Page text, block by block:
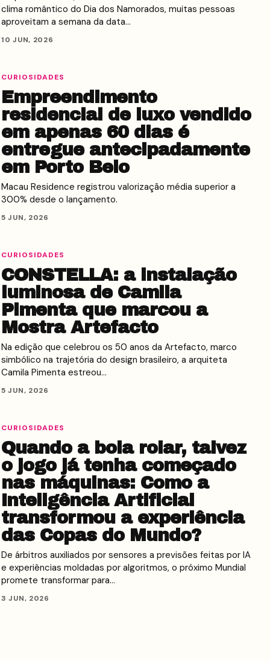
clima romântico do Dia dos Namorados, muitas pessoas
aproveitam a semana da data…
10 JUN, 2026
CURIOSIDADES
Empreendimento
residencial de luxo vendido
em apenas 60 dias é
entregue antecipadamente
em Porto Belo
Macau Residence registrou valorização média superior a
300% desde o lançamento.
5 JUN, 2026
CURIOSIDADES
CONSTELLA: a instalação
luminosa de Camila
Pimenta que marcou a
Mostra Artefacto
Na edição que celebrou os 50 anos da Artefacto, marco
simbólico na trajetória do design brasileiro, a arquiteta
Camila Pimenta estreou…
5 JUN, 2026
CURIOSIDADES
Quando a bola rolar, talvez
o jogo já tenha começado
nas máquinas: Como a
Inteligência Artificial
transformou a experiência
das Copas do Mundo?
De árbitros auxiliados por sensores a previsões feitas por IA
e experiências moldadas por algoritmos, o próximo Mundial
promete transformar para…
3 JUN, 2026